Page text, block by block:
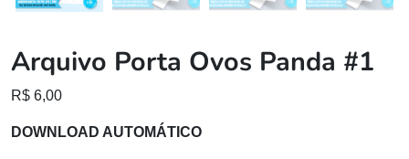
Arquivo Porta Ovos Panda #1
R$ 6,00
DOWNLOAD AUTOMÁTICO